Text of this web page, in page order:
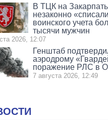
В ТЦК на
незаконно
воинского учета
тысячи мужчин
2026, 12:07
Генштаб
аэродрому
поражение РЛС в
7 августа 2026, 12:49